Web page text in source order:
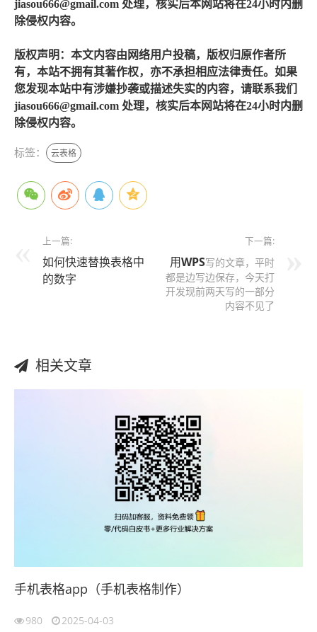
jiasou666@gmail.com 处理，核实后本网站将在24小时内删
除侵权内容。
版权声明：本文内容由网络用户投稿，版权归原作者所
有，本站不拥有其著作权，亦不承担相应法律责任。如果
您发现本站中有涉嫌抄袭或描述失实的内容，请联系我们
jiasou666@gmail.com 处理，核实后本网站将在24小时内删
除侵权内容。
标签： 云表格
上一篇:
如何快速替换表格中
的数字
下一篇:
用WPS写的文章，平时
都是边写边保存，今天打
开发现前两天写的一部分
内容不见了
相关文章
手机表格app（手机表格制作）
980 2025-04-03